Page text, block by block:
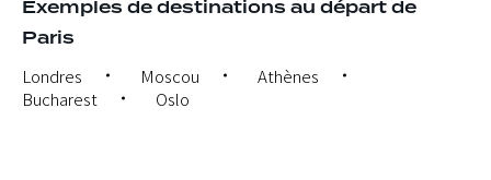
Exemples de destinations au départ de
Paris
Londres Moscou
Athènes
Bucharest
Oslo